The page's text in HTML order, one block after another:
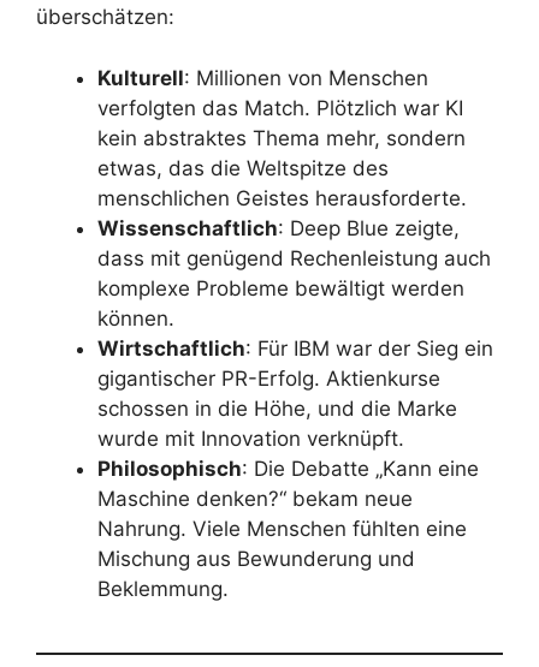
überschätzen:
Kulturell: Millionen von Menschen
verfolgten das Match. Plötzlich war KI
kein abstraktes Thema mehr, sondern
etwas, das die Weltspitze des
menschlichen Geistes herausforderte.
Wissenschaftlich: Deep Blue zeigte,
dass mit genügend Rechenleistung auch
komplexe Probleme bewältigt werden
können.
Wirtschaftlich: Für IBM war der Sieg ein
gigantischer PR-Erfolg. Aktienkurse
schossen in die Höhe, und die Marke
wurde mit Innovation verknüpft.
Philosophisch: Die Debatte „Kann eine
Maschine denken?“ bekam neue
Nahrung. Viele Menschen fühlten eine
Mischung aus Bewunderung und
Beklemmung.